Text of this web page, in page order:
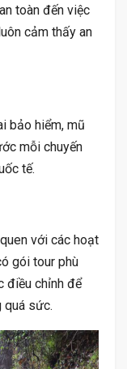
toàn đến việc
cảm thấy an
bảo hiểm, mũ
mỗi chuyến
tế.
với các hoạt
gói tour phù
điều chỉnh để
quá sức.